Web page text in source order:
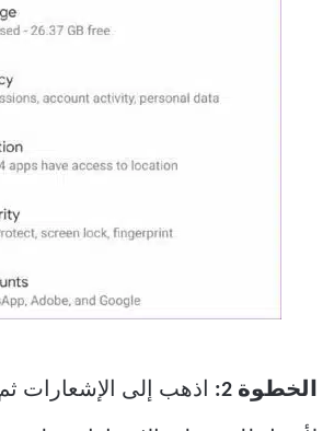
الخطوة 2: اذهب إلى الإشعارات ثم